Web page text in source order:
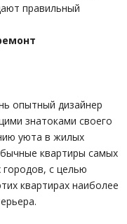
правильный
опытный дизайнер
знатоками своего
уюта в жилых
квартиры самых
с целью
квартирах наиболее